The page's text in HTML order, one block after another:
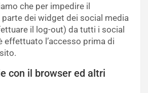
che per impedire il
dei widget dei social media
il log-out) da tutti i social
effettuato l’accesso prima di
con il browser ed altri